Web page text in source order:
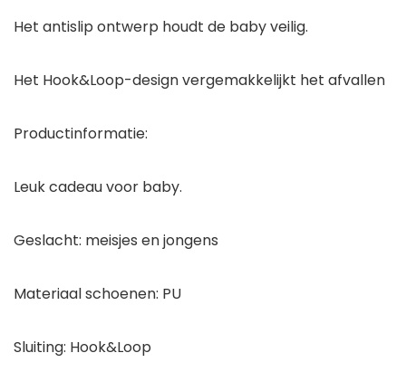
Het antislip ontwerp houdt de baby veilig.
Het Hook&Loop-design vergemakkelijkt het afvallen
Productinformatie:
Leuk cadeau voor baby.
Geslacht: meisjes en jongens
Materiaal schoenen: PU
Sluiting: Hook&Loop